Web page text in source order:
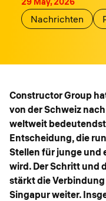
Nachrichten
Constructor Group
von der Schweiz
weltweit
Entscheidung, die
Stellen für junge und
wird. Der Schritt und
stärkt die
Singapur weiter.